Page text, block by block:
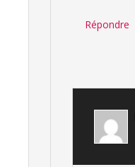
Répondre